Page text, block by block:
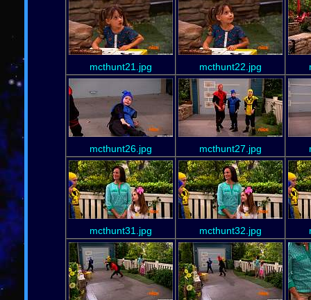
mcthunt21.jpg mcthunt22.jpg
mcthunt26.jpg mcthunt27.jpg
mcthunt31.jpg mcthunt32.jpg